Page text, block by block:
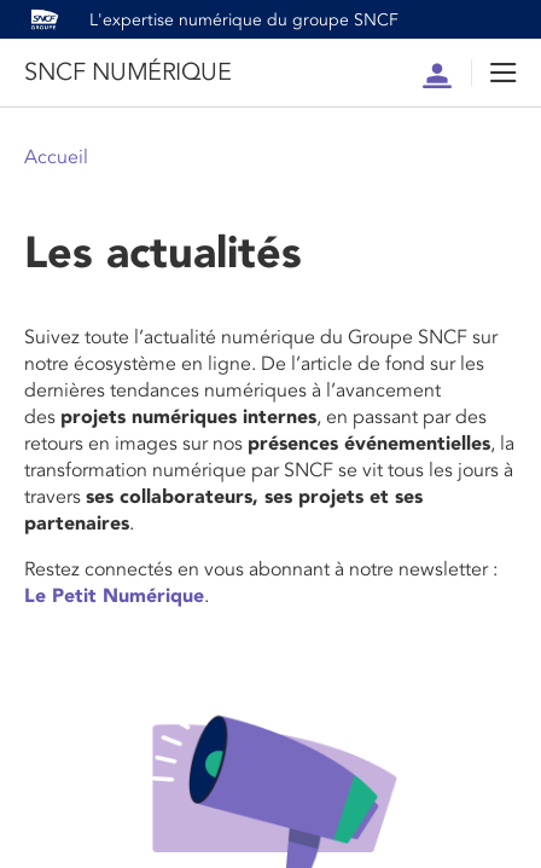
L'expertise numérique du groupe SNCF
SNCF NUMÉRIQUE
Compte
Accueil
Les actualités
Suivez toute l’actualité numérique du Groupe SNCF sur
notre écosystème en ligne. De l’article de fond sur les
dernières tendances numériques à l’avancement
des projets numériques internes, en passant par des
retours en images sur nos présences événementielles, la
transformation numérique par SNCF se vit tous les jours à
travers ses collaborateurs, ses projets et ses
partenaires.
Restez connectés en vous abonnant à notre newsletter :
Le Petit Numérique.